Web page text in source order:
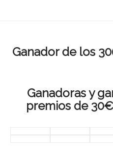
Ganador de los
Ganadoras y
premios de